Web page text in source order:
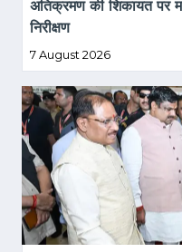
अतिक्रमण की शिकायत पर
निरीक्षण
7 August 2026